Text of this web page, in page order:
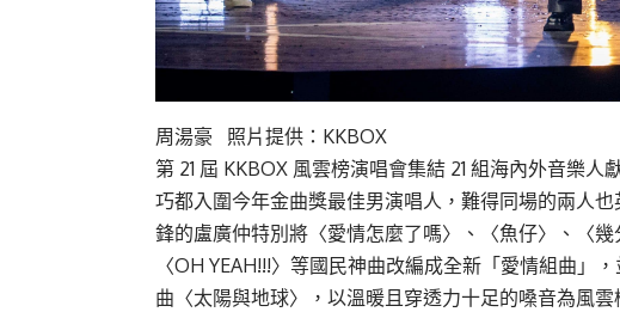
周湯豪 照片提供：KKBOX
第 21 屆 KKBOX 風雲榜演唱會集結 21 組海內外音樂
巧都入圍今年金曲獎最佳男演唱人，難得同場的兩人
鋒的盧廣仲特別將〈愛情怎麼了嗎〉、〈魚仔〉、〈
〈OH YEAH!!!〉等國民神曲改編成全新「愛情組曲」
曲〈太陽與地球〉，以溫暖且穿透力十足的嗓音為風雲